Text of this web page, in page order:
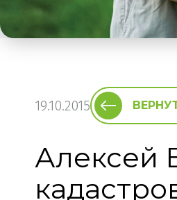
19.10.2015
Алексей